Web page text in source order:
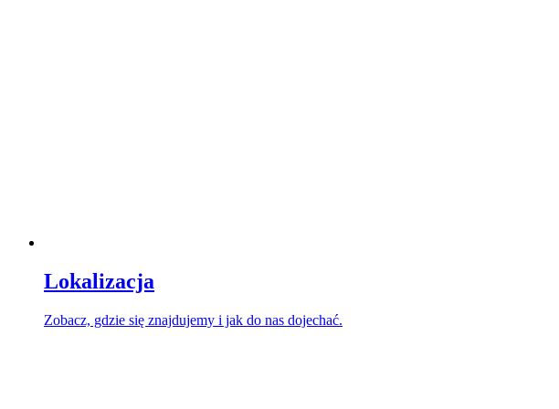
Lokalizacja
Zobacz, gdzie się znajdujemy i jak do nas dojechać.